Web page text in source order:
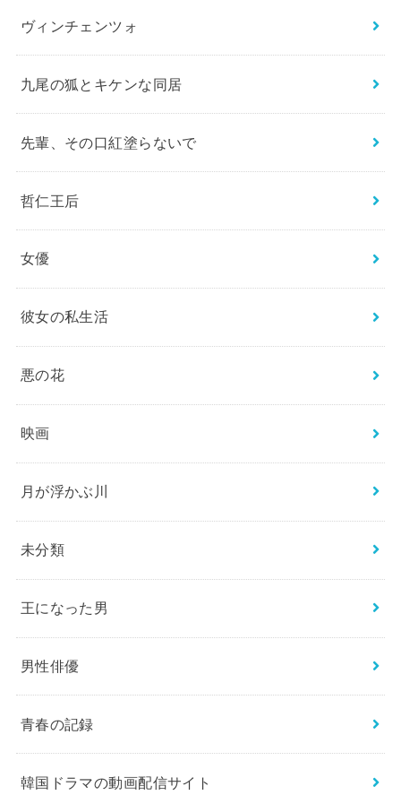
ヴィンチェンツォ
九尾の狐とキケンな同居
先輩、その口紅塗らないで
哲仁王后
女優
彼女の私生活
悪の花
映画
月が浮かぶ川
未分類
王になった男
男性俳優
青春の記録
韓国ドラマの動画配信サイト